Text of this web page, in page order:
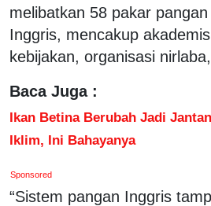
melibatkan 58 pakar
Inggris, mencakup
kebijakan, organisasi
Baca Juga :
Ikan Betina Berubah Jadi
Iklim, Ini Bahayanya
Sponsored
“Sistem pangan Inggris